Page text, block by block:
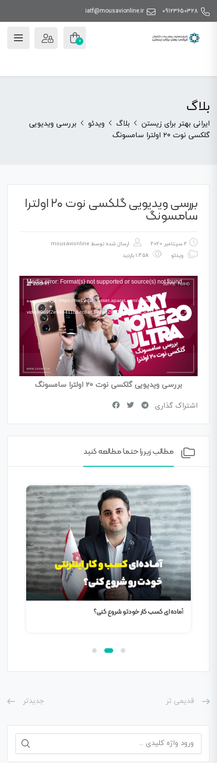
09123650328
iatf@mousavionline.ir
0
بلاگ
ایرانی بهتر برای زیستن بلاگ ویدئو
بررسی ویدیویی
گلکسی نوت ۲۰ اولترا سامسونگ
بررسی ویدیویی گلکسی نوت ۲۰ اولترا
سامسونگ
2 سپتامبر 2020 ارسال شده توسط mousavionline
ویدئو
نمایشگرMedia error: Format(s) not supported or source(s) not found
دریافت پرونده: https://hw19.cdn.asset.aparat.com/aparat-
video/9b9f2e946411b8ec8ae392ad2950ee1025225004-360p.mp4?_=1
بررسی ویدیویی گلکسی نوت ۲۰ اولترا سامسونگ
اشتراک گذاری:
مطالب زیر را حتما مطالعه کنید
آماده ای کسب کار خودتو شروع کنی؟
قدیمی تر جدیدتر
برای: